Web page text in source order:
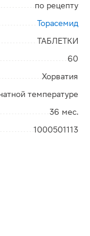
по рецепту
Торасемид
ТАБЛЕТКИ
60
Хорватия
температуре
36 мес.
1000501113